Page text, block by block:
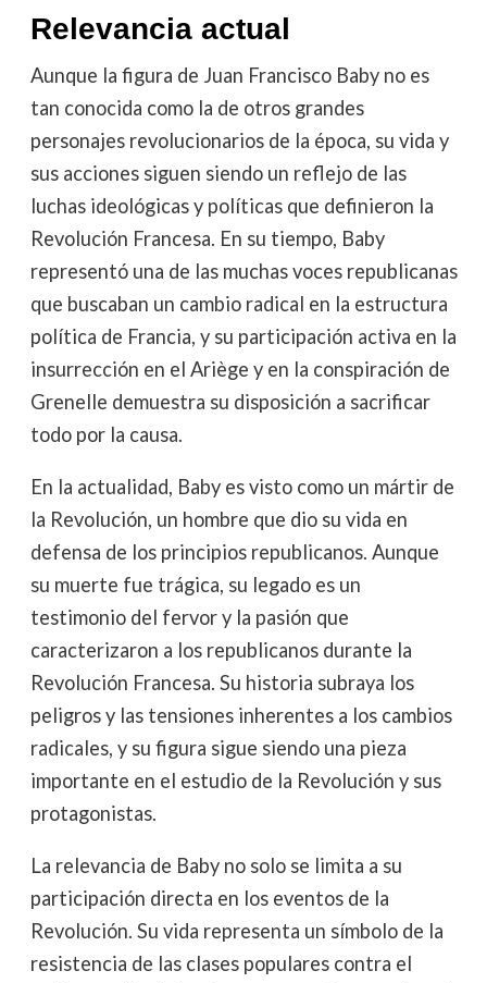
Relevancia actual
Aunque la figura de Juan Francisco Baby no es
tan conocida como la de otros grandes
personajes revolucionarios de la época, su vida y
sus acciones siguen siendo un reflejo de las
luchas ideológicas y políticas que definieron la
Revolución Francesa. En su tiempo, Baby
representó una de las muchas voces republicanas
que buscaban un cambio radical en la estructura
política de Francia, y su participación activa en la
insurrección en el Ariège y en la conspiración de
Grenelle demuestra su disposición a sacrificar
todo por la causa.
En la actualidad, Baby es visto como un mártir de
la Revolución, un hombre que dio su vida en
defensa de los principios republicanos. Aunque
su muerte fue trágica, su legado es un
testimonio del fervor y la pasión que
caracterizaron a los republicanos durante la
Revolución Francesa. Su historia subraya los
peligros y las tensiones inherentes a los cambios
radicales, y su figura sigue siendo una pieza
importante en el estudio de la Revolución y sus
protagonistas.
La relevancia de Baby no solo se limita a su
participación directa en los eventos de la
Revolución. Su vida representa un símbolo de la
resistencia de las clases populares contra el